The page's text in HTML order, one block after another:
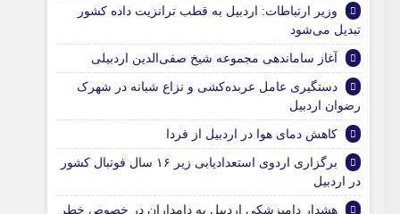
وزیر ارتباطات: اردبیل به قطب ترانزیت داده کشور
تبدیل می‌شود
آغاز ساماندهی مجموعه شیخ صفی‌الدین اردبیلی
دستگیری عامل عربده‌کشی و نزاع شبانه در شهرک
رضوان اردبیل
کاهش دمای هوا در اردبیل از فردا
برگزاری اردوی استعدادیابی زیر ۱۶ سال فوتبال کشور
در اردبیل
هشدار دامپزشکی اردبیل به دامداران در خصوص خطر